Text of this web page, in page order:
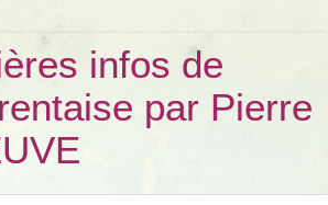
infos de
par Pierre